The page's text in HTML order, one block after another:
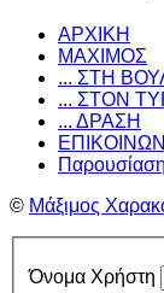
ΑΡΧΙΚΗ
ΜΑΧΙΜΟΣ
... ΣΤΗ
... ΣΤΟΝ
... ΔΡΑΣΗ
© Μάξιμος
Όνομα Χρήστη